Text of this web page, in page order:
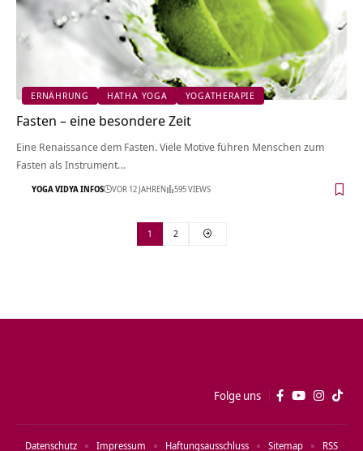
ERNÄHRUNG HATHA YOGA YOGATHERAPIE
Fasten – eine besondere Zeit
Eine Renaissance dem Fasten. Viele Motive führen Menschen zum
Fasten als Instrument…
YOGA VIDYA INFOS VOR 12 JAHREN 595 VIEWS
1 2
Folge uns
Datenschutz Impressum Haftungsausschluss Sitemap RSS